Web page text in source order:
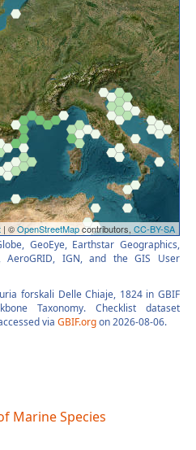
GeoEye, Earthstar Geographics,
AeroGRID, IGN, and the GIS User
forskali Delle Chiaje, 1824 in GBIF
Taxonomy. Checklist dataset
via GBIF.orgon 2026-08-06.
Marine Species